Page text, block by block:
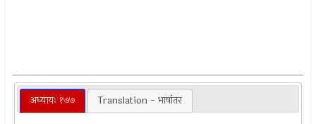
अध्यायः १७७ Translation - भाषांतर